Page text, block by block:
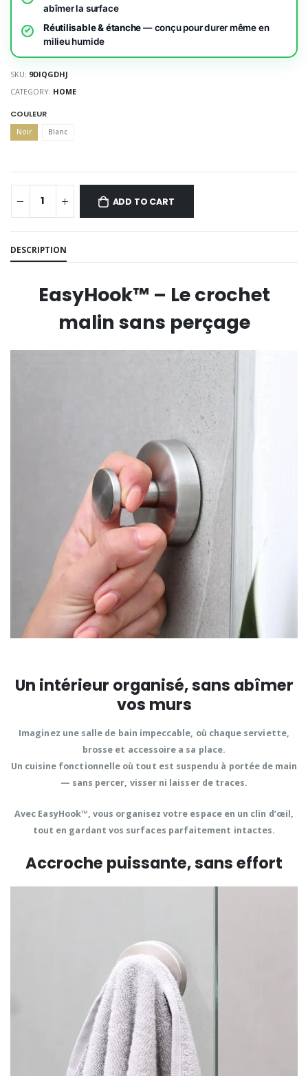
abîmer la surface
Réutilisable & étanche— conçu pour durer même en
milieu humide
SKU: 9DIQGDHJ
CATEGORY: HOME
COULEUR
Noir Blanc
ADD TO CART
DESCRIPTION
EasyHook™ – Le crochet
malin sans perçage
Un intérieur organisé, sans abîmer
vos murs
Imaginez une salle de bain impeccable, où chaque serviette,
brosse et accessoire a sa place.
Un cuisine fonctionnelle où tout est suspendu à portée de main
— sans percer, visser ni laisser de traces.
Avec EasyHook™, vous organisez votre espace en un clin d’œil,
tout en gardant vos surfaces parfaitement intactes.
Accroche puissante, sans effort